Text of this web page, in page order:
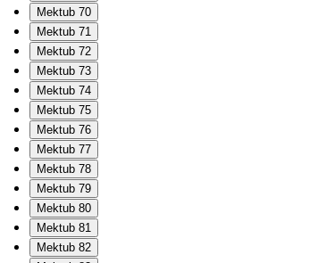
Mektub 70
Mektub 71
Mektub 72
Mektub 73
Mektub 74
Mektub 75
Mektub 76
Mektub 77
Mektub 78
Mektub 79
Mektub 80
Mektub 81
Mektub 82